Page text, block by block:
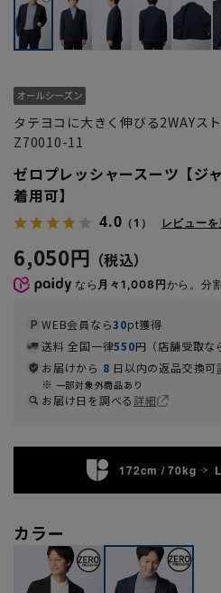
タテヨコに大きく伸びる2WAYス
Z70010-11
ゼロプレッシャースーツ【ジ
着用可】
4.0 （1） レビューを
6,050円
なら 月々1,008円から。分
WEB会員なら30pt獲得
送料 全国一律550円（店舗受取な
お届けから 8 日以内の返品交換可
一部対象外商品あり
お届け日を調べる詳細
172cm / 70kg L
カラー